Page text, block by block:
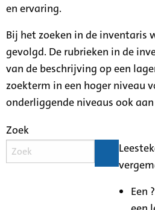
en ervaring.
Bij het zoeken in de inventaris
gevolgd. De rubrieken in de
van de beschrijving op een
zoekterm in een hoger niveau
onderliggende niveaus ook
Zoek
Een